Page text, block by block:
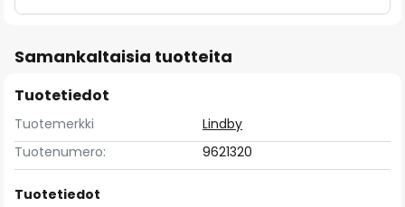
Samankaltaisia tuotteita
Tuotetiedot
Tuotemerkki
Lindby
Tuotenumero:
9621320
Tuotetiedot